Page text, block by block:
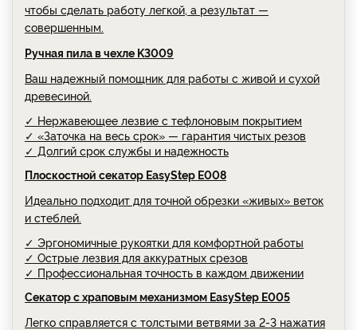
чтобы сделать работу легкой, а результат —
совершенным.
Ручная пила в чехле K3009
Ваш надежный помощник для работы с живой и сухой
древесиной.
✓ Нержавеющее лезвие с тефлоновым покрытием
✓ «Заточка на весь срок» — гарантия чистых резов
✓ Долгий срок службы и надежность
Плоскостной секатор EasyStep E008
Идеально подходит для точной обрезки «живых» веток
и стеблей.
✓ Эргономичные рукоятки для комфортной работы
✓ Острые лезвия для аккуратных срезов
✓ Профессиональная точность в каждом движении
Секатор с храповым механизмом EasyStep E005
Легко справляется с толстыми ветвями за 2-3 нажатия